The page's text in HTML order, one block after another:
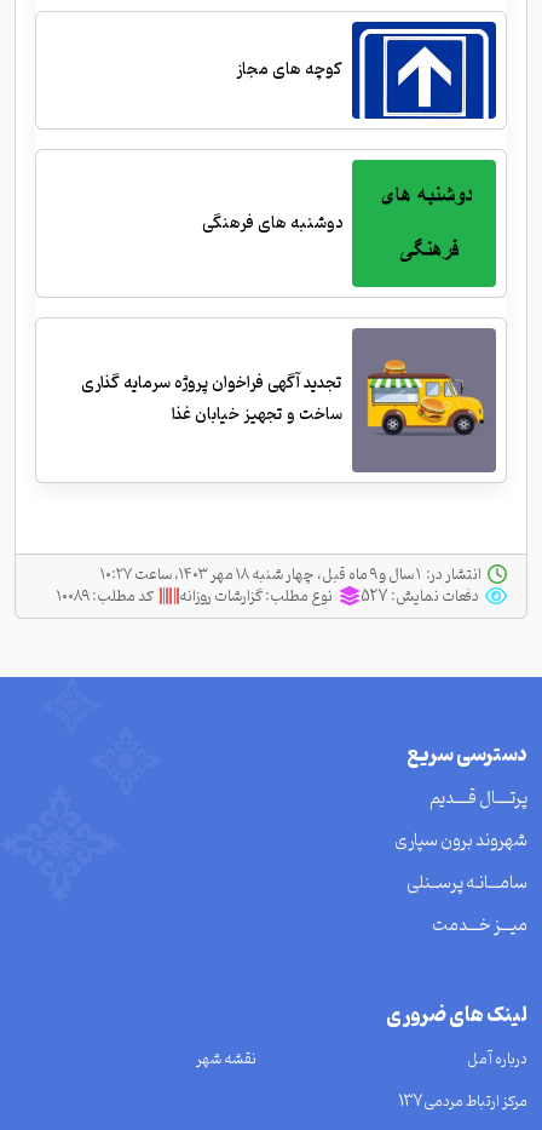
کوچه های مجاز
دوشنبه های فرهنگی
تجدید آگهی فراخوان پروژه سرمایه گذاری
ساخت و تجهیز خیابان غذا
انتشار در:
دفعات نمایش:527 نوع مطلب:گزارشات روزانه کد مطلب:۱۰۰۸۹
دسترسی سریع
پرتــــال قــــدیم
شهروند برون سپاری
سامـــانـه پرســنلی
میـــز خـــدمت
لینک های ضروری
درباره آمل
نقشه شهر
مرکز ارتباط مردمی137